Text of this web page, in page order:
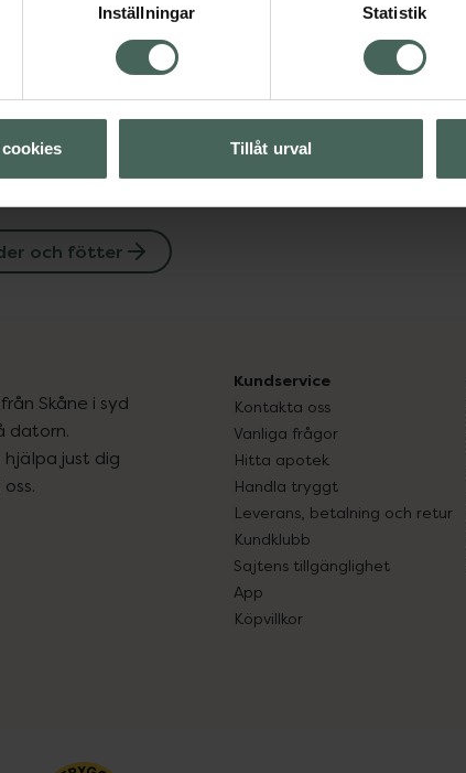
Inställningar Statistik
Tillåt urval
Visa
och fötter
Skåne i syd
datorn.
just dig
Kundservice
Kontakta oss
Vanliga frågor
Hitta apotek
Handla tryggt
Leverans, betalning och retur
Kundklubb
Sajtens tillgänglighet
App
Köpvillkor